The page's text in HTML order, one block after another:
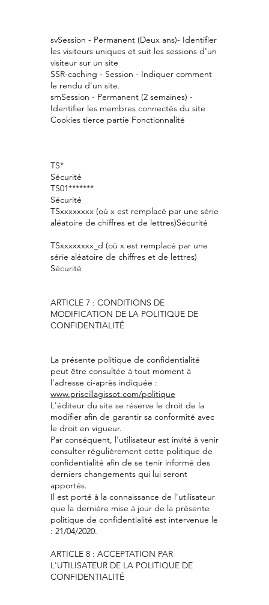
svSession - Permanent (Deux ans)- Identifier
les visiteurs uniques et suit les sessions d'un
visiteur sur un site
SSR-caching - Session - Indiquer comment
le rendu d'un site.
smSession - Permanent (2 semaines) -
Identifier les membres connectés du site
Cookies tierce partie Fonctionnalité
TS*
Sécurité
TS01*******
Sécurité
TSxxxxxxxx (où x est remplacé par une série
aléatoire de chiffres et de lettres)Sécurité
TSxxxxxxxx_d (où x est remplacé par une
série aléatoire de chiffres et de lettres)
Sécurité
ARTICLE 7 : CONDITIONS DE
MODIFICATION DE LA POLITIQUE DE
CONFIDENTIALITÉ
La présente politique de confidentialité
peut être consultée à tout moment à
l'adresse ci-après indiquée :
www.priscillagissot.com/politique
L'éditeur du site se réserve le droit de la
modifier afin de garantir sa conformité avec
le droit en vigueur.
Par conséquent, l'utilisateur est invité à venir
consulter régulièrement cette politique de
confidentialité afin de se tenir informé des
derniers changements qui lui seront
apportés.
Il est porté à la connaissance de l'utilisateur
que la dernière mise à jour de la présente
politique de confidentialité est intervenue le
: 21/04/2020.
ARTICLE 8 : ACCEPTATION PAR
L'UTILISATEUR DE LA POLITIQUE DE
CONFIDENTIALITÉ